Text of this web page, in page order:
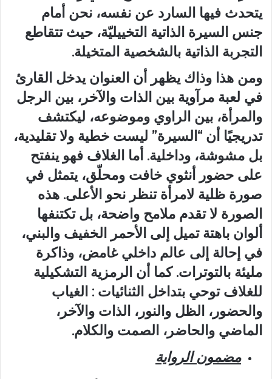
يتحدث فيها السارد عن نفسه، نحن أمام
جنس السيرة الذاتية التخييليّة، حيث تتقاطع
التجربة الذاتية بالشخصية المتخيلة.
ومن هذا وذاك يظهر أن العنوان يدخل القارئ
في لعبة مرآوية بين الذات والآخر، بين الرجل
والمرأة، بين الراوي وموضوعه، ليكتشف
تدريجيًا أن “السيرة” ليست خطية ولا تقليدية،
بل مشوشة، وداخلية. أما الغلاف فهو ينفتح
على حضور أنثوي خافت ومحلّق، يتمثل في
صورة ظلية لامرأة تنظر نحو الأعلى. هذه
الصورة لا تقدم ملامح واضحة، بل تكتنفها
ألوان باهتة تميل إلى الأحمر الخفيف والبني،
في إحالة إلى عالم داخلي غامض، وذاكرة
مليئة بالتوترات. كما أن الرمزية التشكيلية
للغلاف توحي بتداخل الثنائيات : الغياب
والحضور، الظل والنور، الذات والآخر،
الماضي والحاضر، الصمت والكلام.
مضمون الرواية